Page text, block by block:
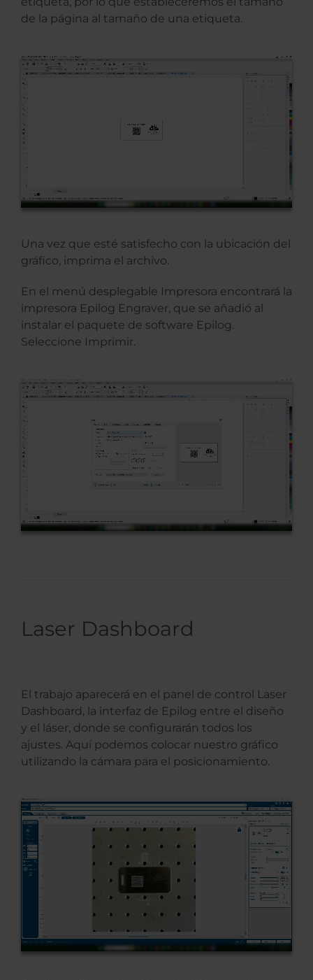
de la página al tamaño de una etiqueta.
Una vez que esté satisfecho con la ubicación del
gráfico, imprima el archivo.
En el menú desplegable Impresora encontrará la
impresora Epilog Engraver, que se añadió al
instalar el paquete de software Epilog.
Seleccione Imprimir.
Laser Dashboard
El trabajo aparecerá en el panel de control Laser
Dashboard, la interfaz de Epilog entre el diseño
y el láser, donde se configurarán todos los
ajustes. Aquí podemos colocar nuestro gráfico
utilizando la cámara para el posicionamiento.